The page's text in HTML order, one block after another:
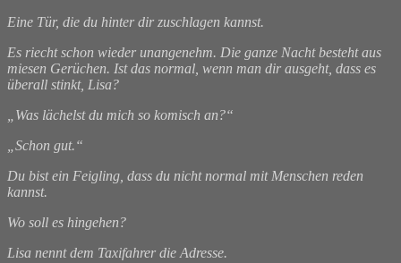
Eine Tür, die du hinter dir zuschlagen kannst.
Es riecht schon wieder unangenehm. Die ganze Nacht besteht aus
miesen Gerüchen. Ist das normal, wenn man dir ausgeht, dass es
überall stinkt, Lisa?
„Was lächelst du mich so komisch an?“
„Schon gut.“
Du bist ein Feigling, dass du nicht normal mit Menschen reden
kannst.
Wo soll es hingehen?
Lisa nennt dem Taxifahrer die Adresse.